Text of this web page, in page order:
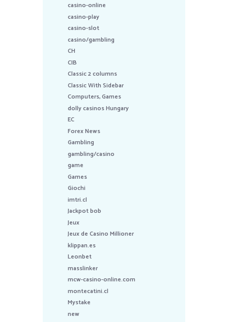
casino-online
casino-play
casino-slot
casino/gambling
CH
CIB
Classic 2 columns
Classic With Sidebar
Computers, Games
dolly casinos Hungary
EC
Forex News
Gambling
gambling/casino
game
Games
Giochi
imtri.cl
Jackpot bob
Jeux
Jeux de Casino Millioner
klippan.es
Leonbet
masslinker
mcw-casino-online.com
montecatini.cl
Mystake
new